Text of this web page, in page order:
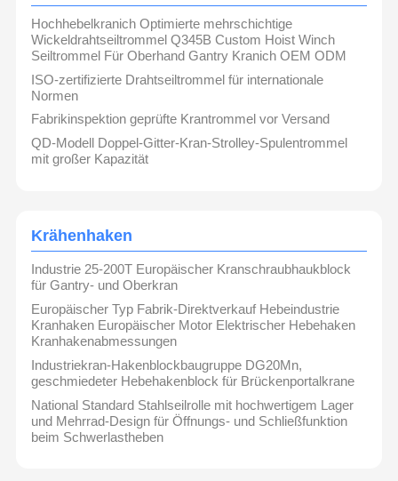
Hochhebelkranich Optimierte mehrschichtige
Wickeldrahtseiltrommel Q345B Custom Hoist Winch
Seiltrommel Für Oberhand Gantry Kranich OEM ODM
ISO-zertifizierte Drahtseiltrommel für internationale
Normen
Fabrikinspektion geprüfte Krantrommel vor Versand
QD-Modell Doppel-Gitter-Kran-Strolley-Spulentrommel
mit großer Kapazität
Krähenhaken
Industrie 25-200T Europäischer Kranschraubhaukblock
für Gantry- und Oberkran
Europäischer Typ Fabrik-Direktverkauf Hebeindustrie
Kranhaken Europäischer Motor Elektrischer Hebehaken
Kranhakenabmessungen
Industriekran-Hakenblockbaugruppe DG20Mn,
geschmiedeter Hebehakenblock für Brückenportalkrane
National Standard Stahlseilrolle mit hochwertigem Lager
und Mehrrad-Design für Öffnungs- und Schließfunktion
beim Schwerlastheben